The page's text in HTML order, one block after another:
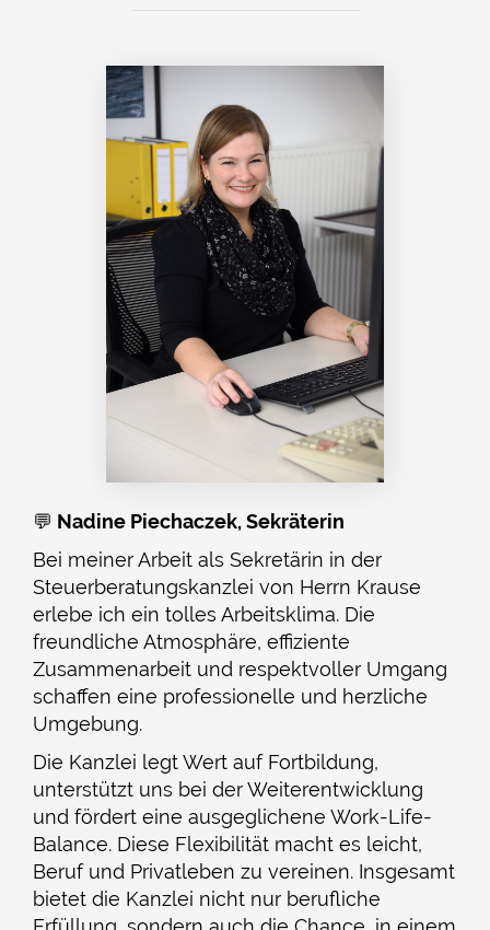
💬 Nadine Piechaczek, Sekräterin
Bei meiner Arbeit als Sekretärin in der
Steuerberatungskanzlei von Herrn Krause
erlebe ich ein tolles Arbeitsklima. Die
freundliche Atmosphäre, effiziente
Zusammenarbeit und respektvoller Umgang
schaffen eine professionelle und herzliche
Umgebung.
Die Kanzlei legt Wert auf Fortbildung,
unterstützt uns bei der Weiterentwicklung
und fördert eine ausgeglichene Work-Life-
Balance. Diese Flexibilität macht es leicht,
Beruf und Privatleben zu vereinen. Insgesamt
bietet die Kanzlei nicht nur berufliche